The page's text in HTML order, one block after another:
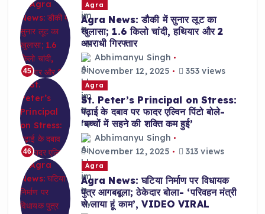
45
Agra
Agra News: डौकी में सुनार लूट का
खुलासा; 1.6 किलो चांदी, हथियार और 2
अपराधी गिरफ्तार
Abhimanyu Singh
November 12, 2025
353 views
46
Agra
St. Peter’s Principal on Stress:
पढ़ाई के दबाव पर फादर एल्विन पिंटो बोले-
‘बच्चों में सहने की शक्ति कम हुई’
Abhimanyu Singh
November 12, 2025
313 views
Agra
Agra News: घटिया निर्माण पर विधायक
पुत्र आगबबूला; ठेकेदार बोला- ‘परिवहन मंत्री
से लाया हूं काम’, VIDEO VIRAL